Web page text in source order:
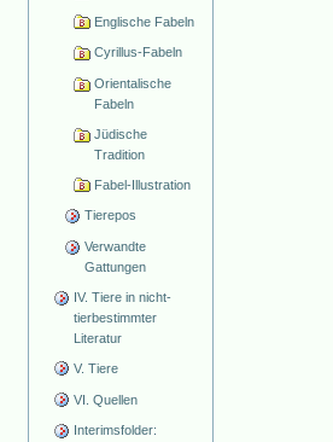
Englische Fabeln
Cyrillus-Fabeln
Orientalische
Fabeln
Jüdische
Tradition
Fabel-Illustration
Tierepos
Verwandte
Gattungen
IV. Tiere in nicht-
tierbestimmter
Literatur
V. Tiere
VI. Quellen
Interimsfolder: